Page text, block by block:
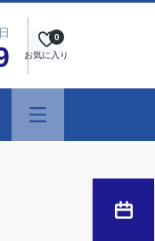
お気に入り
0